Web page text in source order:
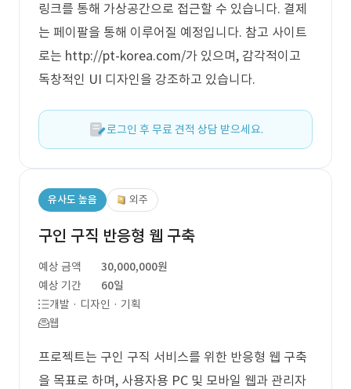
링크를 통해 가상공간으로 접근할 수 있습니다. 결제
는 페이팔을 통해 이루어질 예정입니다. 참고 사이트
로는 http://pt-korea.com/가 있으며, 감각적이고
독창적인 UI 디자인을 강조하고 있습니다.
로그인 후 무료 견적 상담 받으세요.
유사도 높음 외주
구인 구직 반응형 웹 구축
예상 금액
30,000,000원
예상 기간
60일
개발 · 디자인 · 기획
웹
프로젝트는 구인 구직 서비스를 위한 반응형 웹 구축
을 목표로 하며, 사용자용 PC 및 모바일 웹과 관리자